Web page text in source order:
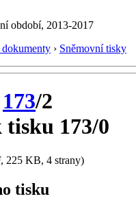
období, 2013-2017
dokumenty › Sněmovní tisky
173/2
tisku 173/0
225 KB, 4 strany)
tisku